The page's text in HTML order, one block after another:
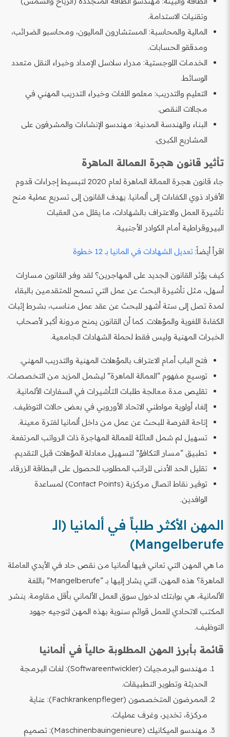
وتقنيات الاستدامة.
المالية والمحاسبة: المستشارون الماليون، ومحاسبو الضرائب،
ومدققو الحسابات.
الخدمات اللوجستية: مدراء سلاسل الإمداد وخبراء النقل متعدد
الوسائط.
التعليم والتدريب: معلمو اللغات وخبراء التدريب المهني في
مجالات النقص.
البناء والهندسة المدنية: مهندسو الإنشاءات والمشرفون على
المشاريع الكبرى.
تأثير قانون هجرة العمالة الماهرة
جاء قانون هجرة العمالة الماهرة لعام 2020 لتبسيط إجراءات قدوم
الأفراد ذوي الكفاءات إلى ألمانيا. يهدف القانون إلى تسريع عملية منح
تأشيرة العمل والاعتراف بالشهادات، ما يقلل من العقبات
البيروقراطية أمام الكوادر الأجنبية.
اقرأ أيضاً: تعديل الشهادات في المانيا بـ 12 خطوة
كيف يؤثر القانون الجديد على المهاجرين؟ لقد وفر القانون مسارات
أسهل، مثل تأشيرة البحث عن عمل التي تسمح للمتقدمين بالبقاء
لمدة تصل إلى ستة أشهر للبحث عن عقد عمل مناسب، بشرط إثبات
الكفاءة اللغوية والمؤهلات. كما أن القانون يمنح مرونة أكبر لأصحاب
الخبرات المهنية وليس فقط لحملة الشهادات الجامعية.
فتح الباب أمام الاعتراف بالمؤهلات المهنية والتدريب المهني.
توسيع مفهوم “العمالة الماهرة” ليشمل المزيد من التخصصات.
تقليص مدة معالجة طلبات التأشيرات في السفارات الألمانية.
إلغاء أولوية مواطني الاتحاد الأوروبي في بعض حالات التوظيف.
إتاحة الفرصة للبحث عن عمل من داخل ألمانيا لفترة معينة.
تسهيل لم شمل العائلة للعمالة المهاجرة ذات الرواتب المرتفعة.
تطبيق “مسار التكافؤ” لتسهيل معادلة المؤهلات قبل التقديم.
تقليل الحد الأدنى للراتب المطلوب للحصول على البطاقة الزرقاء.
توفير نقاط اتصال مركزية (Contact Points) لمساعدة
الوافدين.
المهن الأكثر طلباً في ألمانيا (الـ
Mangelberufe)
ما هي المهن التي تعاني فيها ألمانيا من نقص حاد في الأيدي العاملة
الماهرة؟ هذه المهن، التي يشار إليها بـ “Mangelberufe” باللغة
الألمانية، هي بوابتك لدخول سوق العمل الألماني بأقل مقاومة. ينشر
المكتب الاتحادي للعمل قوائم سنوية بهذه المهن لتوجيه جهود
التوظيف.
قائمة بأبرز المهن المطلوبة حالياً في ألمانيا
مهندسو البرمجيات (Softwareentwickler): لغات البرمجة
الحديثة وتطوير التطبيقات.
الممرضون المتخصصون (Fachkrankenpfleger): عناية
مركزة، تخدير، وغرف عمليات.
مهندسو الميكانيك (Maschinenbauingenieure): تصميم